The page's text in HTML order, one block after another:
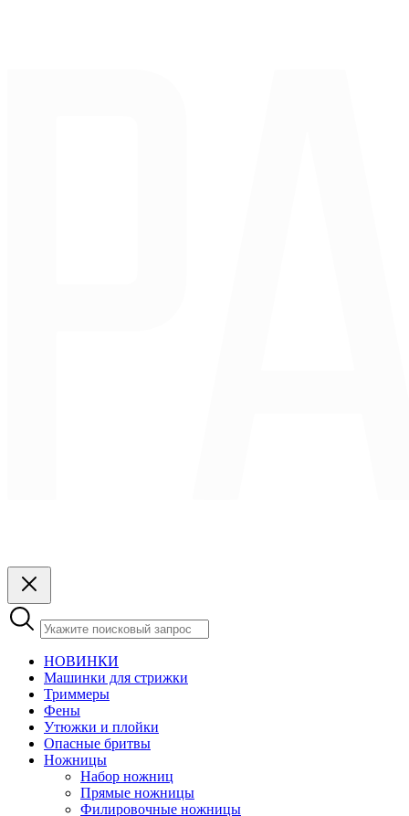
НОВИНКИ
Машинки для стрижки
Триммеры
Фены
Утюжки и плойки
Опасные бритвы
Ножницы
Набор ножниц
Прямые ножницы
Филировочные ножницы